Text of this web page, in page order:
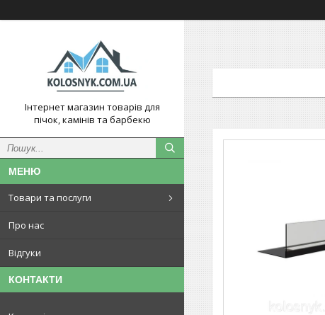
Інтернет магазин товарів для
пічок, камінів та барбекю
Товари та послуги
Про нас
Відгуки
КОНТАКТИ